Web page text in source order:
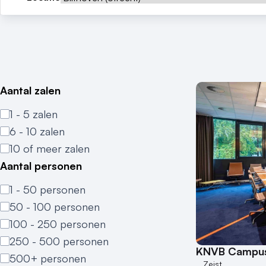
Aantal zalen
1 - 5 zalen
6 - 10 zalen
10 of meer zalen
Aantal personen
1 - 50 personen
50 - 100 personen
100 - 250 personen
250 - 500 personen
500+ personen
KNVB
Zeist